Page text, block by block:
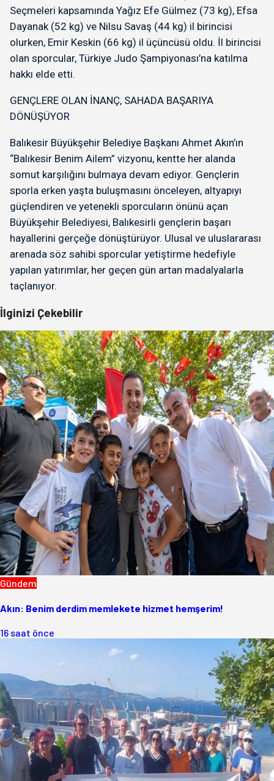
Seçmeleri kapsamında Yağız Efe Gülmez (73 kg), Efsa
Dayanak (52 kg) ve Nilsu Savaş (44 kg) il birincisi
olurken, Emir Keskin (66 kg) il üçüncüsü oldu. İl birincisi
olan sporcular, Türkiye Judo Şampiyonası’na katılma
hakkı elde etti.
GENÇLERE OLAN İNANÇ, SAHADA BAŞARIYA
DÖNÜŞÜYOR
Balıkesir Büyükşehir Belediye Başkanı Ahmet Akın’ın
“Balıkesir Benim Ailem” vizyonu, kentte her alanda
somut karşılığını bulmaya devam ediyor. Gençlerin
sporla erken yaşta buluşmasını önceleyen, altyapıyı
güçlendiren ve yetenekli sporcuların önünü açan
Büyükşehir Belediyesi, Balıkesirli gençlerin başarı
hayallerini gerçeğe dönüştürüyor. Ulusal ve uluslararası
arenada söz sahibi sporcular yetiştirme hedefiyle
yapılan yatırımlar, her geçen gün artan madalyalarla
taçlanıyor.
İlginizi Çekebilir
Gündem
Akın: Benim derdim memlekete hizmet hemşerim!
16 saat önce